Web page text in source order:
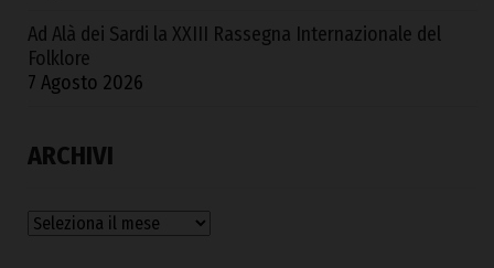
Ad Alà dei Sardi la XXIII Rassegna Internazionale del
Folklore
7 Agosto 2026
ARCHIVI
Archivi